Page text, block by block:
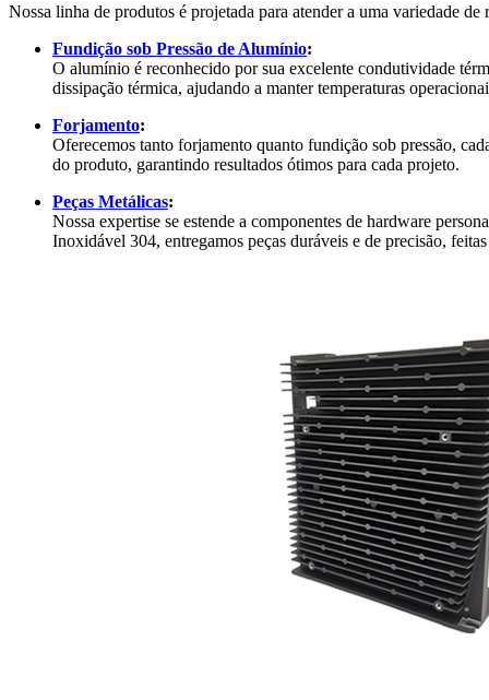
Nossa linha de produtos é projetada para atender a uma variedade
Fundição sob Pressão de Alumínio:
O alumínio é reconhecido por sua excelente condutividade
dissipação térmica, ajudando a manter temperaturas
Forjamento:
Oferecemos tanto forjamento quanto fundição sob pressão,
do produto, garantindo resultados ótimos para cada projeto.
Peças Metálicas:
Nossa expertise se estende a componentes de hardware
Inoxidável 304, entregamos peças duráveis e de precisão,